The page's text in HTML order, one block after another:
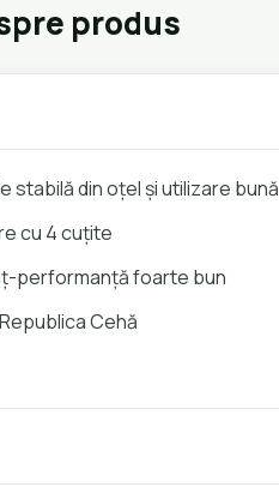
produs
stabilă din oțel și utilizare bună
cu 4 cuțite
performanță foarte bun
Cehă